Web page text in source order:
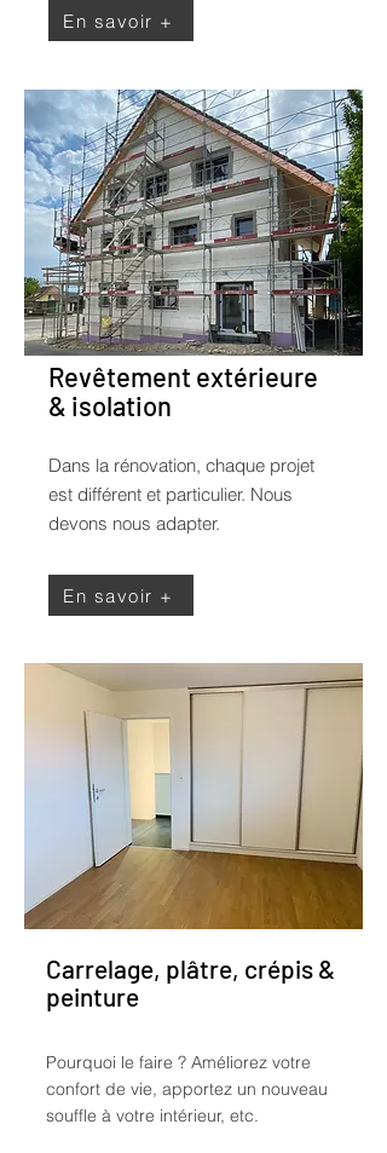
En savoir +
Revêtement extérieure
& isolation
Dans la rénovation, chaque projet
est différent et particulier. Nous
devons nous adapter.
En savoir +
Carrelage, plâtre, crépis &
peinture
Pourquoi le faire ? Améliorez votre
confort de vie, apportez un nouveau
souffle à votre intérieur, etc.